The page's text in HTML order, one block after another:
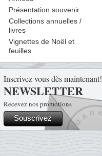
Présentation souvenir
Collections annuelles /
livres
Vignettes de Noël et
feuilles
Inscrivez vous dès maintenant!
NEWSLETTER
Recevez nos promotions
Souscrivez